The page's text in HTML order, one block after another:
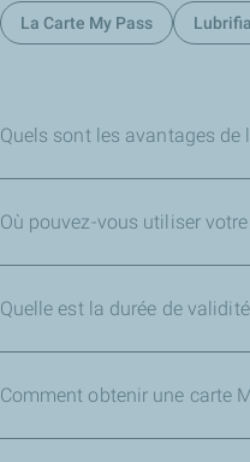
La Carte My Pass
Quels sont les avantages de
Où pouvez-vous utiliser
Quelle est la durée de
Comment obtenir une carte